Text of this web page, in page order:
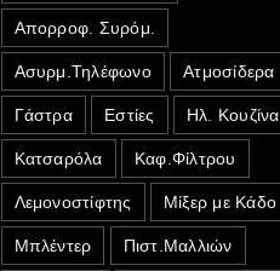
Απορροφ. Συρόμ.
Ασυρμ.Τηλέφωνο Ατμοσίδερα
Γάστρα Εστίες Ηλ. Κουζίνα
Κατσαρόλα Καφ.Φίλτρου
Λεμονοστίφτης Μίξερ με Κάδο
Μπλέντερ Πιστ.Μαλλιών